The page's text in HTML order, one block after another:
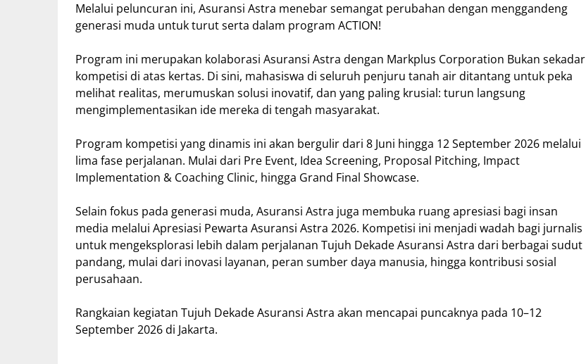
Melalui peluncuran ini, Asuransi Astra menebar semangat perubahan dengan menggandeng
generasi muda untuk turut serta dalam program ACTION!
Program ini merupakan kolaborasi Asuransi Astra dengan Markplus Corporation Bukan sekadar
kompetisi di atas kertas. Di sini, mahasiswa di seluruh penjuru tanah air ditantang untuk peka
melihat realitas, merumuskan solusi inovatif, dan yang paling krusial: turun langsung
mengimplementasikan ide mereka di tengah masyarakat.
Program kompetisi yang dinamis ini akan bergulir dari 8 Juni hingga 12 September 2026 melalui
lima fase perjalanan. Mulai dari Pre Event, Idea Screening, Proposal Pitching, Impact
Implementation & Coaching Clinic, hingga Grand Final Showcase.
Selain fokus pada generasi muda, Asuransi Astra juga membuka ruang apresiasi bagi insan
media melalui Apresiasi Pewarta Asuransi Astra 2026. Kompetisi ini menjadi wadah bagi jurnalis
untuk mengeksplorasi lebih dalam perjalanan Tujuh Dekade Asuransi Astra dari berbagai sudut
pandang, mulai dari inovasi layanan, peran sumber daya manusia, hingga kontribusi sosial
perusahaan.
Rangkaian kegiatan Tujuh Dekade Asuransi Astra akan mencapai puncaknya pada 10–12
September 2026 di Jakarta.